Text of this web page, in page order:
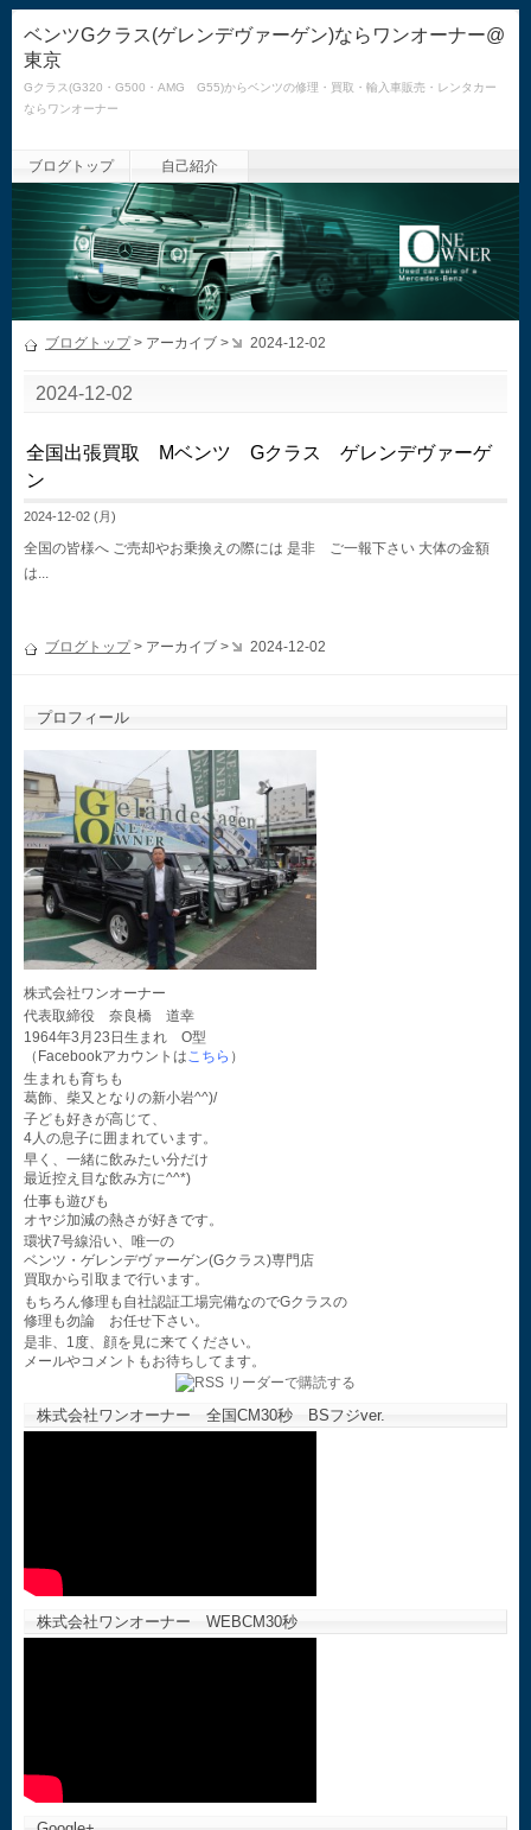
ベンツGクラス(ゲレンデヴァーゲン)ならワンオーナー@
東京
Gクラス(G320・G500・AMG G55)からベンツの修理・買取・輸入車販売・レンタカー
ならワンオーナー
ブログトップ 自己紹介
ブログトップ> アーカイブ > 2024-12-02
2024-12-02
全国出張買取 Mベンツ Gクラス ゲレンデヴァーゲ
ン
2024-12-02 (月)
全国の皆様へ ご売却やお乗換えの際には 是非 ご一報下さい 大体の金額
は...
ブログトップ> アーカイブ > 2024-12-02
プロフィール
株式会社ワンオーナー
代表取締役 奈良橋 道幸
1964年3月23日生まれ O型
（Facebookアカウントはこちら ）
生まれも育ちも
葛飾、柴又となりの新小岩^^)/
子ども好きが高じて、
4人の息子に囲まれています。
早く、一緒に飲みたい分だけ
最近控え目な飲み方に^^*)
仕事も遊びも
オヤジ加減の熱さが好きです。
環状7号線沿い、唯一の
ベンツ・ゲレンデヴァーゲン(Gクラス)専門店
買取から引取まで行います。
もちろん修理も自社認証工場完備なのでGクラスの
修理も勿論 お任せ下さい。
是非、1度、顔を見に来てください。
メールやコメントもお待ちしてます。
株式会社ワンオーナー 全国CM30秒 BSフジver.
株式会社ワンオーナー WEBCM30秒